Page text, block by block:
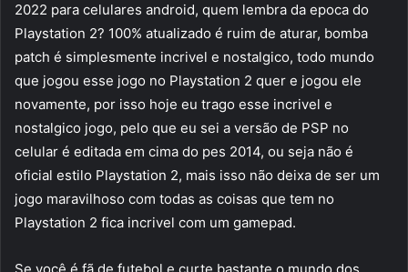
2022 para celulares android, quem lembra da epoca do
Playstation 2? 100% atualizado é ruim de aturar, bomba
patch é simplesmente incrivel e nostalgico, todo mundo
que jogou esse jogo no Playstation 2 quer e jogou ele
novamente, por isso hoje eu trago esse incrivel e
nostalgico jogo, pelo que eu sei a versão de PSP no
celular é editada em cima do pes 2014, ou seja não é
oficial estilo Playstation 2, mais isso não deixa de ser um
jogo maravilhoso com todas as coisas que tem no
Playstation 2 fica incrivel com um gamepad.